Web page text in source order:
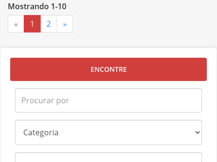
Mostrando 1-10
«
1 2 »
ENCONTRE